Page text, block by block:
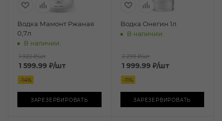
Водка Мамонт Ржаная
0,7л
В наличии:
1 920 ₽/шт
1 599.99 ₽/шт
-14%
ЗАРЕЗЕРВИРОВАТЬ
Водка Онегин 1л
В наличии:
2 299 ₽/шт
1 999.99₽/шт
-11%
ЗАРЕЗЕРВИРОВАТЬ